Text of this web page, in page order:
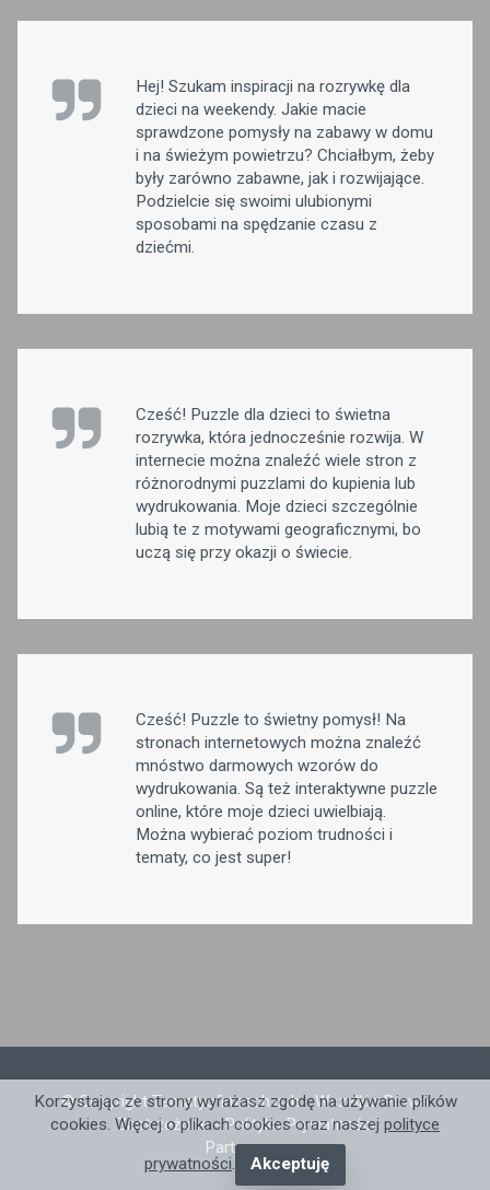
Hej! Szukam inspiracji na rozrywkę dla
dzieci na weekendy. Jakie macie
sprawdzone pomysły na zabawy w domu
i na świeżym powietrzu? Chciałbym, żeby
były zarówno zabawne, jak i rozwijające.
Podzielcie się swoimi ulubionymi
sposobami na spędzanie czasu z
dziećmi.
Cześć! Puzzle dla dzieci to świetna
rozrywka, która jednocześnie rozwija. W
internecie można znaleźć wiele stron z
różnorodnymi puzzlami do kupienia lub
wydrukowania. Moje dzieci szczególnie
lubią te z motywami geograficznymi, bo
uczą się przy okazji o świecie.
Cześć! Puzzle to świetny pomysł! Na
stronach internetowych można znaleźć
mnóstwo darmowych wzorów do
wydrukowania. Są też interaktywne puzzle
online, które moje dzieci uwielbiają.
Można wybierać poziom trudności i
tematy, co jest super!
© Copyright Tematyofirmach.ovh - Wszelkie Prawa
Zastrzeżone -Polityka Prywatności
Partnerzy: .
Korzystając ze strony wyrażasz zgodę na używanie plików
cookies. Więcej o plikach cookies oraz naszej polityce
prywatności. Akceptuję